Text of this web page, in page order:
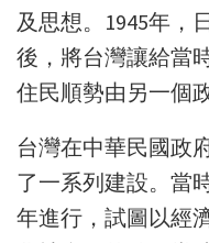
及思想。1945年，
後，將台灣讓給當
住民順勢由另一個
台灣在中華民國政
了一系列建設。當
年進行，試圖以經